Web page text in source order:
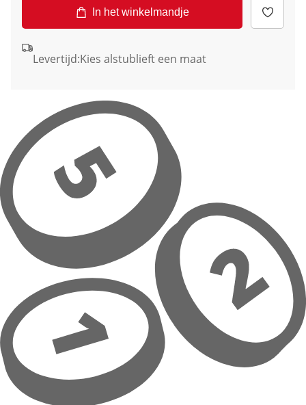
In het winkelmandje
Levertijd:Kies alstublieft een maat